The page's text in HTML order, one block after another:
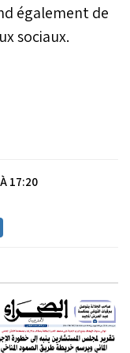
également de
sociaux.
17:20